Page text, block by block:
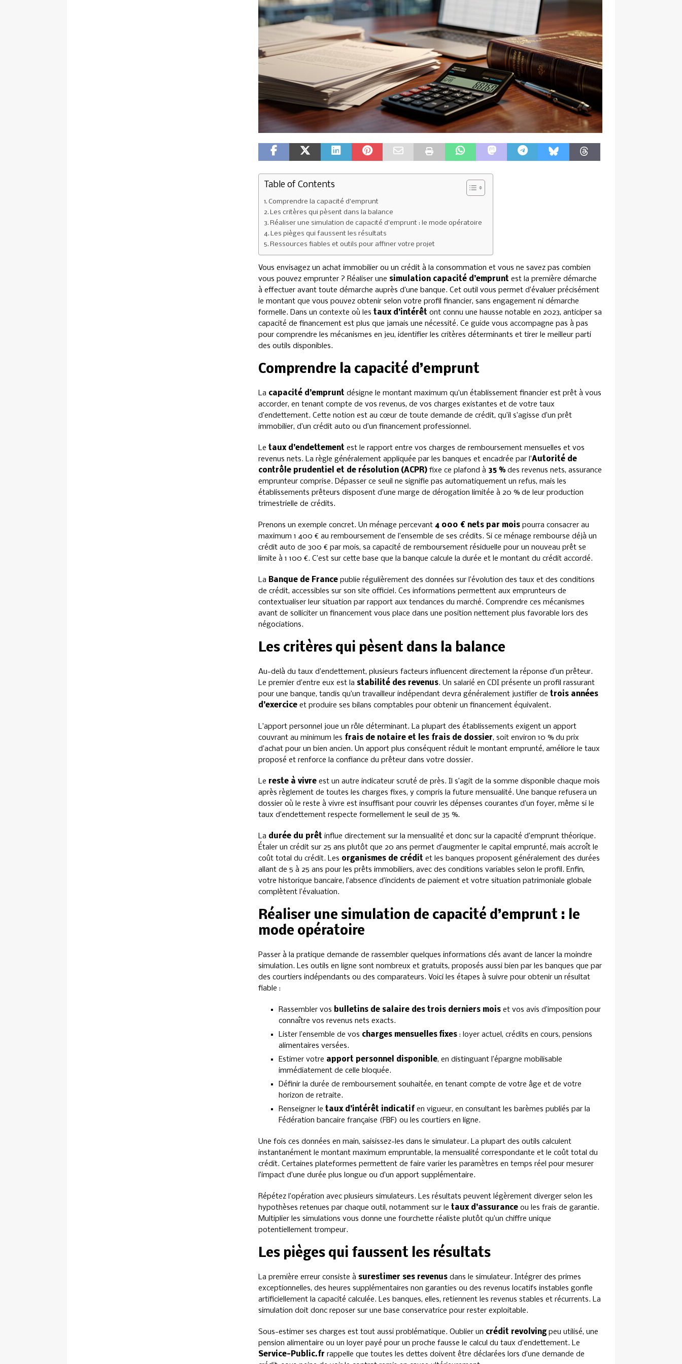
Table of Contents
Comprendre la capacité d’emprunt
Les critères qui pèsent dans la balance
Réaliser une simulation de capacité d’emprunt : le mode opératoire
Les pièges qui faussent les résultats
Ressources fiables et outils pour affiner votre projet
Vous envisagez un achat immobilier ou un crédit à la consommation et vous ne savez pas combien
vous pouvez emprunter ? Réaliser une simulation capacité d’emprunt est la première démarche
à effectuer avant toute démarche auprès d’une banque. Cet outil vous permet d’évaluer précisément
le montant que vous pouvez obtenir selon votre profil financier, sans engagement ni démarche
formelle. Dans un contexte où les taux d’intérêt ont connu une hausse notable en 2023, anticiper sa
capacité de financement est plus que jamais une nécessité. Ce guide vous accompagne pas à pas
pour comprendre les mécanismes en jeu, identifier les critères déterminants et tirer le meilleur parti
des outils disponibles.
Comprendre la capacité d’emprunt
La capacité d’emprunt désigne le montant maximum qu’un établissement financier est prêt à vous
accorder, en tenant compte de vos revenus, de vos charges existantes et de votre taux
d’endettement. Cette notion est au cœur de toute demande de crédit, qu’il s’agisse d’un prêt
immobilier, d’un crédit auto ou d’un financement professionnel.
Le taux d’endettement est le rapport entre vos charges de remboursement mensuelles et vos
revenus nets. La règle généralement appliquée par les banques et encadrée par l’Autorité de
contrôle prudentiel et de résolution (ACPR)fixe ce plafond à 35 %des revenus nets, assurance
emprunteur comprise. Dépasser ce seuil ne signifie pas automatiquement un refus, mais les
établissements prêteurs disposent d’une marge de dérogation limitée à 20 % de leur production
trimestrielle de crédits.
Prenons un exemple concret. Un ménage percevant 4 000 € nets par moispourra consacrer au
maximum 1 400 € au remboursement de l’ensemble de ses crédits. Si ce ménage rembourse déjà un
crédit auto de 300 € par mois, sa capacité de remboursement résiduelle pour un nouveau prêt se
limite à 1 100 €. C’est sur cette base que la banque calcule la durée et le montant du crédit accordé.
La Banque de Francepublie régulièrement des données sur l’évolution des taux et des conditions
de crédit, accessibles sur son site officiel. Ces informations permettent aux emprunteurs de
contextualiser leur situation par rapport aux tendances du marché. Comprendre ces mécanismes
avant de solliciter un financement vous place dans une position nettement plus favorable lors des
négociations.
Les critères qui pèsent dans la balance
Au-delà du taux d’endettement, plusieurs facteurs influencent directement la réponse d’un prêteur.
Le premier d’entre eux est la stabilité des revenus. Un salarié en CDI présente un profil rassurant
pour une banque, tandis qu’un travailleur indépendant devra généralement justifier de trois années
d’exerciceet produire ses bilans comptables pour obtenir un financement équivalent.
L’apport personnel joue un rôle déterminant. La plupart des établissements exigent un apport
couvrant au minimum les frais de notaire et les frais de dossier, soit environ 10 % du prix
d’achat pour un bien ancien. Un apport plus conséquent réduit le montant emprunté, améliore le taux
proposé et renforce la confiance du prêteur dans votre dossier.
Le reste à vivreest un autre indicateur scruté de près. Il s’agit de la somme disponible chaque mois
après règlement de toutes les charges fixes, y compris la future mensualité. Une banque refusera un
dossier où le reste à vivre est insuffisant pour couvrir les dépenses courantes d’un foyer, même si le
taux d’endettement respecte formellement le seuil de 35 %.
La durée du prêt influe directement sur la mensualité et donc sur la capacité d’emprunt théorique.
Étaler un crédit sur 25 ans plutôt que 20 ans permet d’augmenter le capital emprunté, mais accroît le
coût total du crédit. Les organismes de crédit et les banques proposent généralement des durées
allant de 5 à 25 ans pour les prêts immobiliers, avec des conditions variables selon le profil. Enfin,
votre historique bancaire, l’absence d’incidents de paiement et votre situation patrimoniale globale
complètent l’évaluation.
Réaliser une simulation de capacité d’emprunt : le
mode opératoire
Passer à la pratique demande de rassembler quelques informations clés avant de lancer la moindre
simulation. Les outils en ligne sont nombreux et gratuits, proposés aussi bien par les banques que par
des courtiers indépendants ou des comparateurs. Voici les étapes à suivre pour obtenir un résultat
fiable :
Rassembler vos bulletins de salaire des trois derniers moiset vos avis d’imposition pour
connaître vos revenus nets exacts.
Lister l’ensemble de vos charges mensuelles fixes: loyer actuel, crédits en cours, pensions
alimentaires versées.
Estimer votre apport personnel disponible, en distinguant l’épargne mobilisable
immédiatement de celle bloquée.
Définir la durée de remboursement souhaitée, en tenant compte de votre âge et de votre
horizon de retraite.
Renseigner le taux d’intérêt indicatifen vigueur, en consultant les barèmes publiés par la
Fédération bancaire française (FBF) ou les courtiers en ligne.
Une fois ces données en main, saisissez-les dans le simulateur. La plupart des outils calculent
instantanément le montant maximum empruntable, la mensualité correspondante et le coût total du
crédit. Certaines plateformes permettent de faire varier les paramètres en temps réel pour mesurer
l’impact d’une durée plus longue ou d’un apport supplémentaire.
Répétez l’opération avec plusieurs simulateurs. Les résultats peuvent légèrement diverger selon les
hypothèses retenues par chaque outil, notamment sur le taux d’assuranceou les frais de garantie.
Multiplier les simulations vous donne une fourchette réaliste plutôt qu’un chiffre unique
potentiellement trompeur.
Les pièges qui faussent les résultats
La première erreur consiste à surestimer ses revenusdans le simulateur. Intégrer des primes
exceptionnelles, des heures supplémentaires non garanties ou des revenus locatifs instables gonfle
artificiellement la capacité calculée. Les banques, elles, retiennent les revenus stables et récurrents. La
simulation doit donc reposer sur une base conservatrice pour rester exploitable.
Sous-estimer ses charges est tout aussi problématique. Oublier un crédit revolvingpeu utilisé, une
pension alimentaire ou un loyer payé pour un proche fausse le calcul du taux d’endettement. Le
Service-Public.fr rappelle que toutes les dettes doivent être déclarées lors d’une demande de